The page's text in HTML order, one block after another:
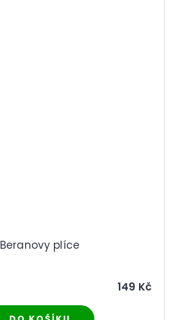
Beranovy plíce
149 Kč